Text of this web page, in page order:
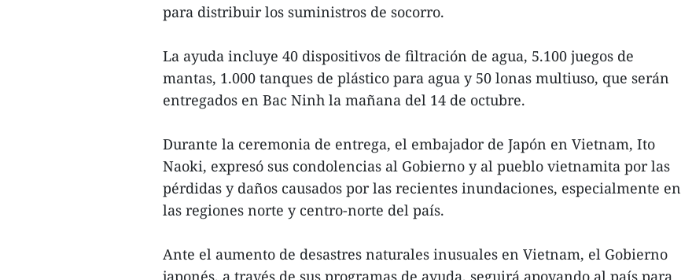
para distribuir los suministros de socorro.
La ayuda incluye 40 dispositivos de filtración de agua, 5.100 juegos de
mantas, 1.000 tanques de plástico para agua y 50 lonas multiuso, que serán
entregados en Bac Ninh la mañana del 14 de octubre.
Durante la ceremonia de entrega, el embajador de Japón en Vietnam, Ito
Naoki, expresó sus condolencias al Gobierno y al pueblo vietnamita por las
pérdidas y daños causados por las recientes inundaciones, especialmente en
las regiones norte y centro-norte del país.
Ante el aumento de desastres naturales inusuales en Vietnam, el Gobierno
japonés, a través de sus programas de ayuda, seguirá apoyando al país para